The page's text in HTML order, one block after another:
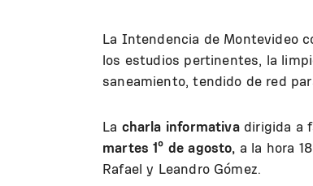
La Intendencia de Montevideo
los estudios pertinentes, la
saneamiento, tendido de red
La charla informativadirigida a
martes 1º de agosto, a la hora
Rafael y Leandro Gómez.